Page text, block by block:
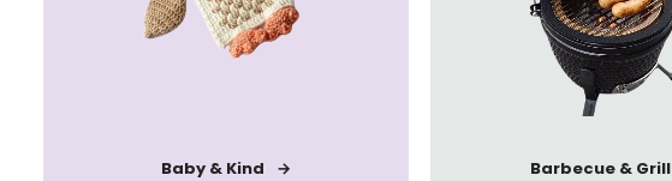
Baby & Kind Barbecue & Grill